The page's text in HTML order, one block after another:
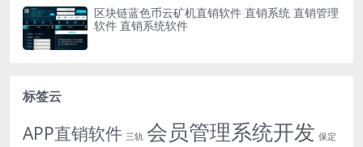
区块链蓝色币云矿机直销软件 直销系统 直销管理
软件 直销系统软件
标签云
APP直销软件 三轨 会员管理系统开发 保定